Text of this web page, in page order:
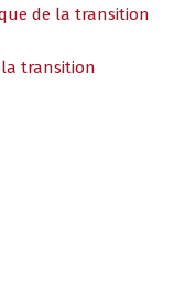
de la transition
transition